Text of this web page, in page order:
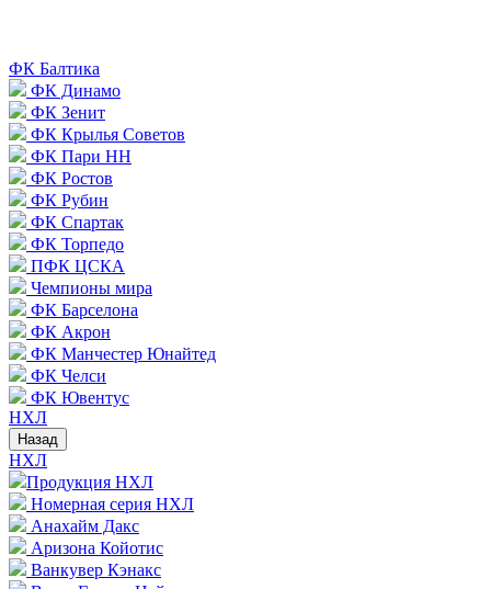
ФК Балтика
ФК Динамо
ФК Зенит
ФК Крылья Советов
ФК Пари НН
ФК Ростов
ФК Рубин
ФК Спартак
ФК Торпедо
ПФК ЦСКА
Чемпионы мира
ФК Барселона
ФК Акрон
ФК Манчестер Юнайтед
ФК Челси
ФК Ювентус
НХЛ
Назад
НХЛ
Продукция НХЛ
Номерная серия НХЛ
Анахайм Дакс
Аризона Койотис
Ванкувер Кэнакс